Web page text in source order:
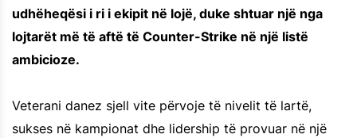
udhëheqësi i ri i ekipit në lojë, duke shtuar një nga
lojtarët më të aftë të Counter-Strike në një listë
ambicioze.
Veterani danez sjell vite përvoje të nivelit të lartë,
sukses në kampionat dhe lidership të provuar në një